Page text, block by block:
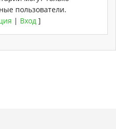
пользователи.
| Вход ]